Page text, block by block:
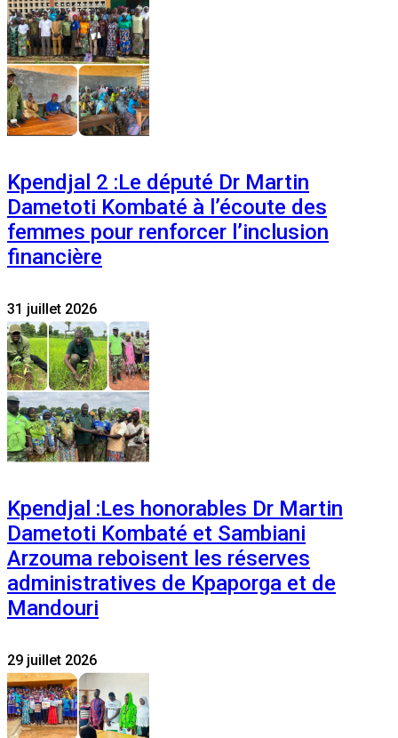
Kpendjal 2 :Le député Dr Martin
Dametoti Kombaté à l’écoute des
femmes pour renforcer l’inclusion
financière
31 juillet 2026
Kpendjal :Les honorables Dr Martin
Dametoti Kombaté et Sambiani
Arzouma reboisent les réserves
administratives de Kpaporga et de
Mandouri
29 juillet 2026